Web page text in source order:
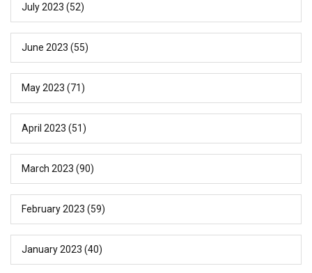
July 2023 (52)
June 2023 (55)
May 2023 (71)
April 2023 (51)
March 2023 (90)
February 2023 (59)
January 2023 (40)